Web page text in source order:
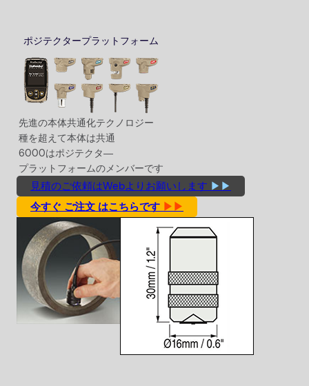
ポジテクタープラットフォーム
先進の本体共通化テクノロジー
種を超えて本体は共通
6000はポジテクタ―
プラットフォームのメンバーです
見積のご依頼はWebよりお願いします ▶▶
今すぐ ご注文 はこちらです ▶▶